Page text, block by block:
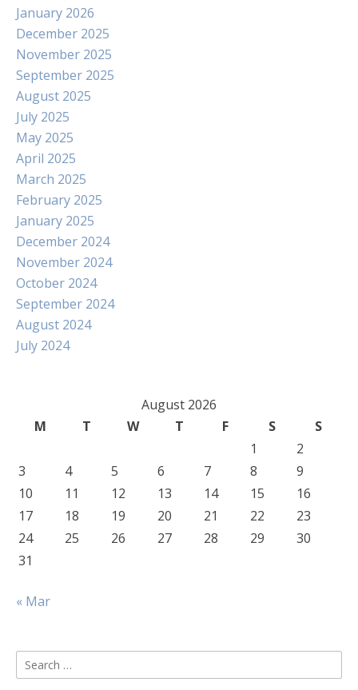
January 2026
December 2025
November 2025
September 2025
August 2025
July 2025
May 2025
April 2025
March 2025
February 2025
January 2025
December 2024
November 2024
October 2024
September 2024
August 2024
July 2024
August 2026
M
T W T F S
S
1
2
3
4 5 6 7 8
9
10
11 12 13 14 15
16
17
18 19 20 21 22
23
24
25 26 27 28 29
30
31
« Mar
Search
for: